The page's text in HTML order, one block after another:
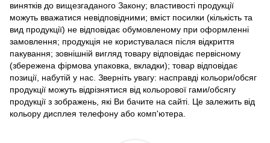
винятків до вищезгаданого Закону; властивості продукції
можуть вважатися невідповідними; вміст посилки (кількість та
вид продукції) не відповідає обумовленому при оформленні
замовлення; продукція не користувалася після відкриття
пакування; зовнішній вигляд товару відповідає первісному
(збережена фірмова упаковка, вкладки); товар відповідає
позиції, набутій у нас. Зверніть увагу: насправді кольори/обсяг
продукції можуть відрізнятися від кольорової гами/обсягу
продукції з зображень, які Ви бачите на сайті. Це залежить від
кольору дисплея телефону або комп'ютера.